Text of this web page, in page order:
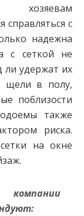
хозяевам
справляться с
надежна
с сеткой не
ли удержат их
щели в полу,
поблизости
также
риска.
на окне